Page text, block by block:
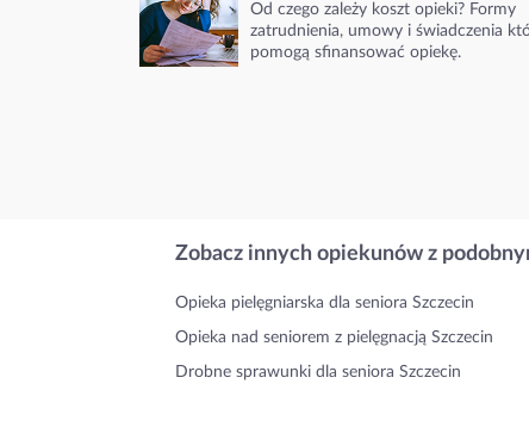
Od czego zależy koszt opieki? Formy
zatrudnienia, umowy i świadczenia
pomogą sfinansować opiekę.
Zobacz innych opiekunów z
Opieka pielęgniarska dla seniora Szczecin
Opieka nad seniorem z pielęgnacją Szczecin
Drobne sprawunki dla seniora Szczecin